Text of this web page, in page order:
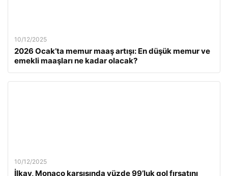
10/12/2025
2026 Ocak’ta memur maaş artışı: En düşük memur ve
emekli maaşları ne kadar olacak?
10/12/2025
İlkay, Monaco karşısında yüzde 99’luk gol fırsatını